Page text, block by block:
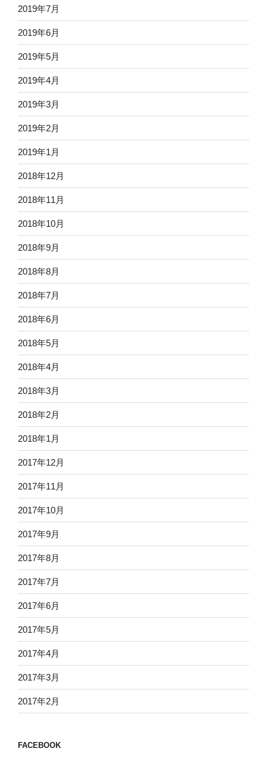
2019年7月
2019年6月
2019年5月
2019年4月
2019年3月
2019年2月
2019年1月
2018年12月
2018年11月
2018年10月
2018年9月
2018年8月
2018年7月
2018年6月
2018年5月
2018年4月
2018年3月
2018年2月
2018年1月
2017年12月
2017年11月
2017年10月
2017年9月
2017年8月
2017年7月
2017年6月
2017年5月
2017年4月
2017年3月
2017年2月
FACEBOOK